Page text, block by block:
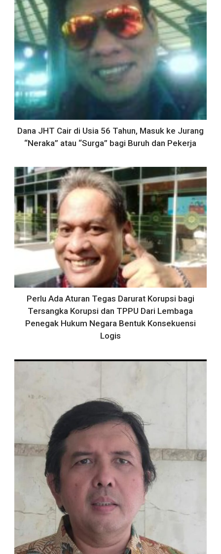
Dana JHT Cair di Usia 56 Tahun, Masuk ke Jurang
“Neraka” atau “Surga” bagi Buruh dan Pekerja
Perlu Ada Aturan Tegas Darurat Korupsi bagi
Tersangka Korupsi dan TPPU Dari Lembaga
Penegak Hukum Negara Bentuk Konsekuensi
Logis